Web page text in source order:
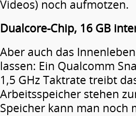
Videos) noch aufmotzen.
Dualcore-Chip, 16 GB
Aber auch das
lassen: Ein Qualcomm
1,5 GHz Taktrate treibt
Arbeitsspeicher stehen
Speicher kann man noch